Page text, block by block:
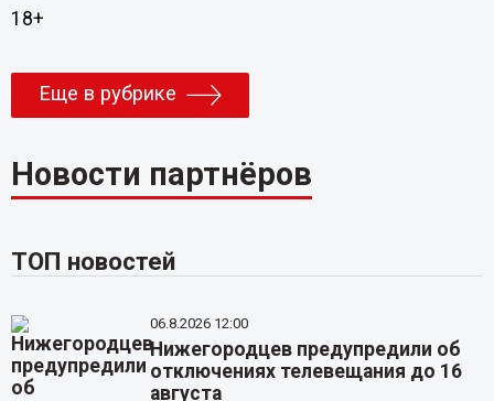
18+
Еще в рубрике
Новости партнёров
ТОП новостей
06.8.2026 12:00
Нижегородцев предупредили об
отключениях телевещания до 16
августа